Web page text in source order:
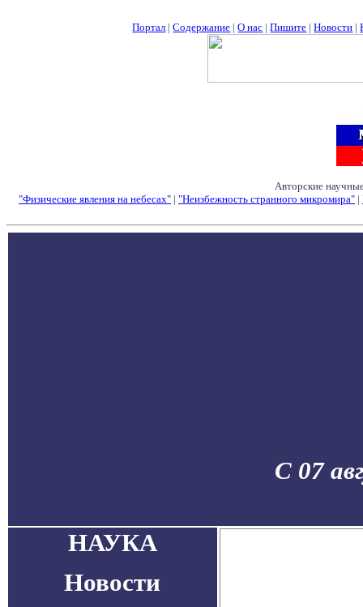
Портал |Содержание |О нас |Пишите |Новости |
Авторские
"Физические явления на небесах" | "Неизбежность странного микромира" |
С 07
НАУКА
Новости